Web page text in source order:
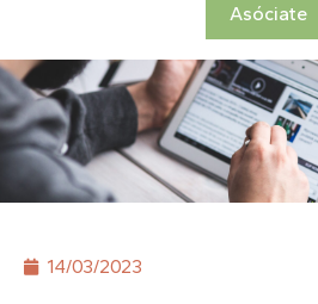
Asóciate
14/03/2023